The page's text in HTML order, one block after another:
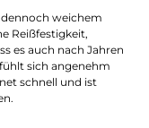
weichem
Reißfestigkeit,
es auch nach Jahren
sich angenehm
schnell und ist